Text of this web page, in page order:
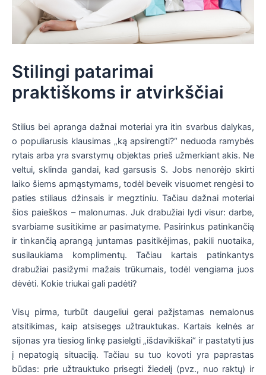
Stilingi patarimai
praktiškoms ir atvirkščiai
Stilius bei apranga dažnai moteriai yra itin svarbus dalykas,
o populiarusis klausimas „ką apsirengti?“ neduoda ramybės
rytais arba yra svarstymų objektas prieš užmerkiant akis. Ne
veltui, sklinda gandai, kad garsusis S. Jobs nenorėjo skirti
laiko šiems apmąstymams, todėl beveik visuomet rengėsi to
paties stiliaus džinsais ir megztiniu. Tačiau dažnai moteriai
šios paieškos – malonumas. Juk drabužiai lydi visur: darbe,
svarbiame susitikime ar pasimatyme. Pasirinkus patinkančią
ir tinkančią aprangą juntamas pasitikėjimas, pakili nuotaika,
susilaukiama komplimentų. Tačiau kartais patinkantys
drabužiai pasižymi mažais trūkumais, todėl vengiama juos
dėvėti. Kokie triukai gali padėti?
Visų pirma, turbūt daugeliui gerai pažįstamas nemalonus
atsitikimas, kaip atsisegęs užtrauktukas. Kartais kelnės ar
sijonas yra tiesiog linkę pasielgti „išdavikiškai“ ir pastatyti jus
į nepatogią situaciją. Tačiau su tuo kovoti yra paprastas
būdas: prie užtrauktuko prisegti žiedelį (pvz., nuo raktų) ir